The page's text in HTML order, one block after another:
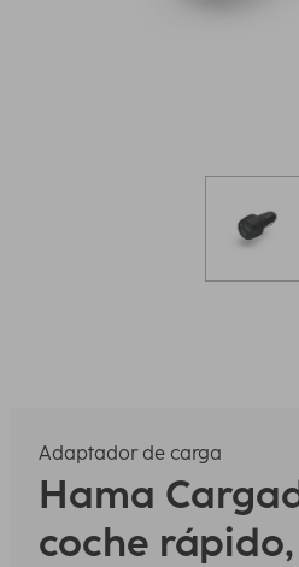
Adaptador de carga
Hama
coche rápido,